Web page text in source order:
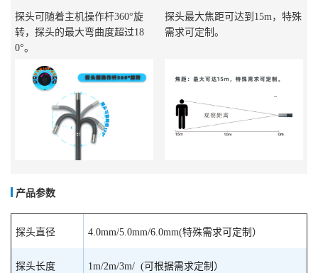
探头可随着主机操作杆360°旋
转，探头的最大弯曲度超过18
0°。
探头最大焦距可达到15m，特殊
需求可定制。
产品参数
探头直径 4.0mm/5.0mm/6.0mm(特殊需求可定制）
探头长度 1m/2m/3m/ (可根据需求定制）